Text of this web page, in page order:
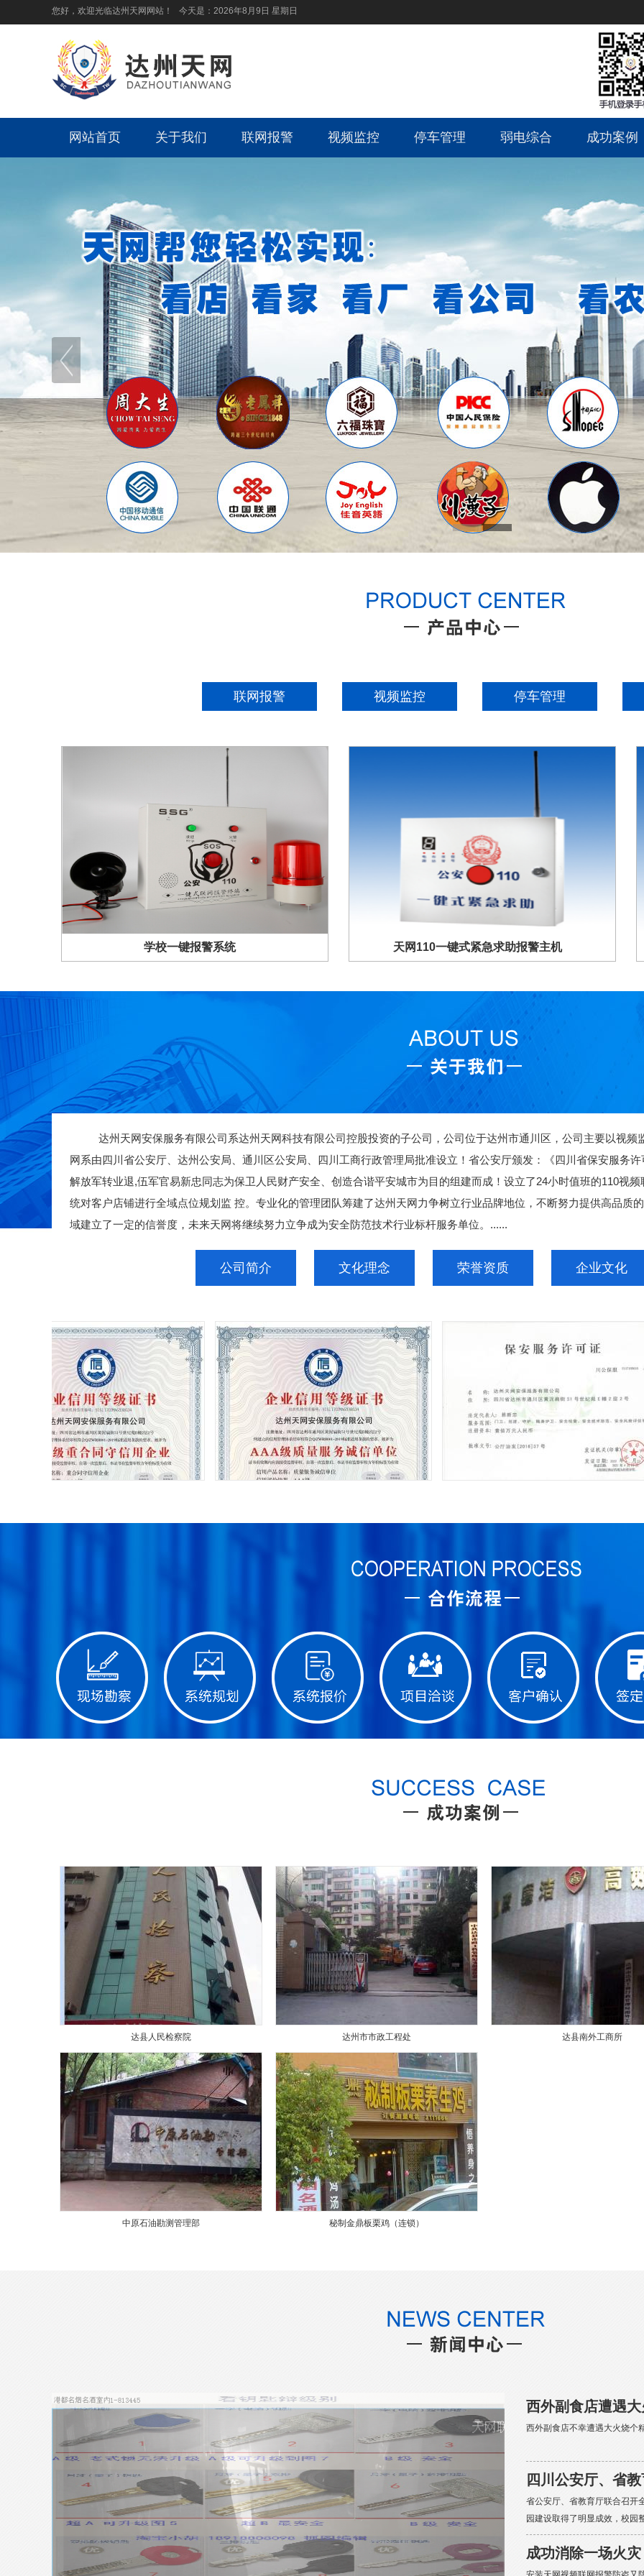
您好，欢迎光临达州天网网站！ 今天是： 2026年8月9日 星期日
网站首页 关于我们 联网报警 视频监控 停车管理 弱电综合 成功案例
联网报警 视频监控 停车管理
学校一键报警系统 天网110一键式紧急求助报警主机
达州天网安保服务有限公司系达州天网科技有限公司控股投资的子公司，公司位于达州市通川区，公司主要以视频
网系由四川省公安厅、达州公安局、通川区公安局、四川工商行政管理局批准设立！省公安厅颁发：《四川省保安服务
解放军转业退,伍军官易新忠同志为保卫人民财产安全、创造合谐平安城市为目的组建而成！设立了24小时值班的110视
统对客户店铺进行全域点位规划监 控。专业化的管理团队筹建了达州天网力争树立行业品牌地位，不断努力提供高品质
域建立了一定的信誉度，未来天网将继续努力立争成为安全防范技术行业标杆服务单位。......
公司简介 文化理念 荣誉资质 企业文化
达县人民检察院 达州市市政工程处 达县南外工商所
中原石油勘测管理部 秘制金鼎板栗鸡（连锁）
西外副食店遭遇
西外副食店不幸遭遇大火烧个
四川公安厅、省
省公安厅、省教育厅联合召开
园建设取得了明显成效，校园
成功消除一场火灾